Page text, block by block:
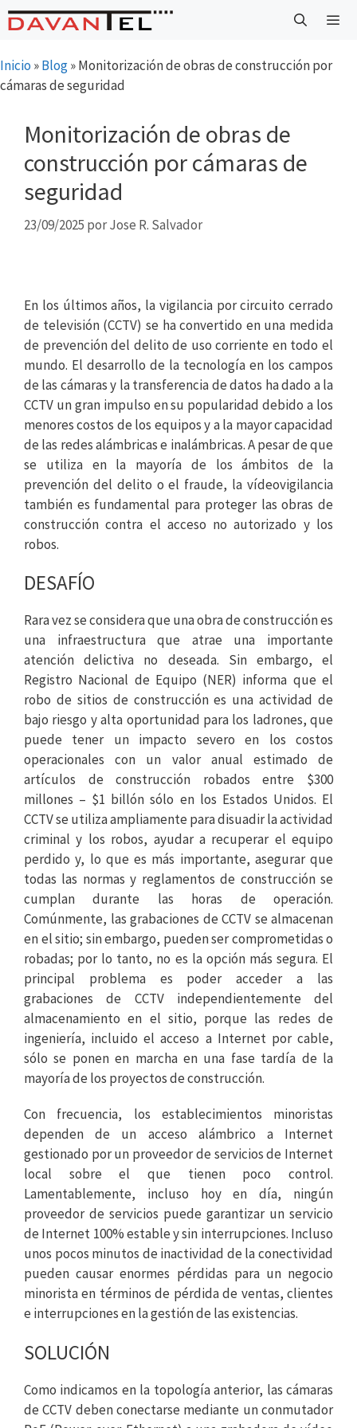
Saltar
al
Menú
Inicio »Blog»Monitorización de obras de construcción por
cámaras de seguridad
Monitorización de obras de
construcción por cámaras de
seguridad
23/09/2025 porJose R. Salvador
En los últimos años, la vigilancia por circuito cerrado
de televisión (CCTV) se ha convertido en una medida
de prevención del delito de uso corriente en todo el
mundo. El desarrollo de la tecnología en los campos
de las cámaras y la transferencia de datos ha dado a la
CCTV un gran impulso en su popularidad debido a los
menores costos de los equipos y a la mayor capacidad
de las redes alámbricas e inalámbricas. A pesar de que
se utiliza en la mayoría de los ámbitos de la
prevención del delito o el fraude, la vídeovigilancia
también es fundamental para proteger las obras de
construcción contra el acceso no autorizado y los
robos.
DESAFÍO
Rara vez se considera que una obra de construcción es
una infraestructura que atrae una importante
atención delictiva no deseada. Sin embargo, el
Registro Nacional de Equipo (NER) informa que el
robo de sitios de construcción es una actividad de
bajo riesgo y alta oportunidad para los ladrones, que
puede tener un impacto severo en los costos
operacionales con un valor anual estimado de
artículos de construcción robados entre $300
millones – $1 billón sólo en los Estados Unidos. El
CCTV se utiliza ampliamente para disuadir la actividad
criminal y los robos, ayudar a recuperar el equipo
perdido y, lo que es más importante, asegurar que
todas las normas y reglamentos de construcción se
cumplan durante las horas de operación.
Comúnmente, las grabaciones de CCTV se almacenan
en el sitio; sin embargo, pueden ser comprometidas o
robadas; por lo tanto, no es la opción más segura. El
principal problema es poder acceder a las
grabaciones de CCTV independientemente del
almacenamiento en el sitio, porque las redes de
ingeniería, incluido el acceso a Internet por cable,
sólo se ponen en marcha en una fase tardía de la
mayoría de los proyectos de construcción.
Con frecuencia, los establecimientos minoristas
dependen de un acceso alámbrico a Internet
gestionado por un proveedor de servicios de Internet
local sobre el que tienen poco control.
Lamentablemente, incluso hoy en día, ningún
proveedor de servicios puede garantizar un servicio
de Internet 100% estable y sin interrupciones. Incluso
unos pocos minutos de inactividad de la conectividad
pueden causar enormes pérdidas para un negocio
minorista en términos de pérdida de ventas, clientes
e interrupciones en la gestión de las existencias.
SOLUCIÓN
Como indicamos en la topología anterior, las cámaras
de CCTV deben conectarse mediante un conmutador